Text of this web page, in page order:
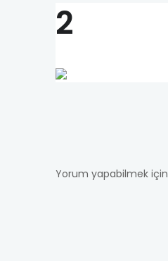
2
Yorum yapabilmek için